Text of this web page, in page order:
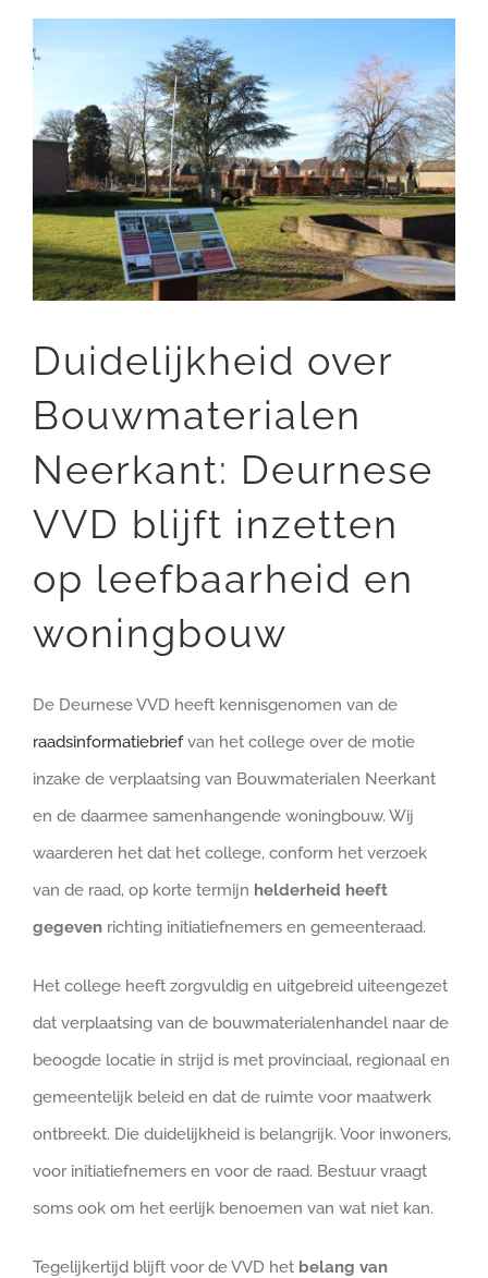
grotere
afbeelding
Duidelijkheid over
Bouwmaterialen
Neerkant: Deurnese
VVD blijft inzetten
op leefbaarheid en
woningbouw
De Deurnese VVD heeft kennisgenomen van de
raadsinformatiebriefvan het college over de motie
inzake de verplaatsing van Bouwmaterialen Neerkant
en de daarmee samenhangende woningbouw. Wij
waarderen het dat het college, conform het verzoek
van de raad, op korte termijn helderheid heeft
gegeven richting initiatiefnemers en gemeenteraad.
Het college heeft zorgvuldig en uitgebreid uiteengezet
dat verplaatsing van de bouwmaterialenhandel naar de
beoogde locatie in strijd is met provinciaal, regionaal en
gemeentelijk beleid en dat de ruimte voor maatwerk
ontbreekt. Die duidelijkheid is belangrijk. Voor inwoners,
voor initiatiefnemers en voor de raad. Bestuur vraagt
soms ook om het eerlijk benoemen van wat niet kan.
Tegelijkertijd blijft voor de VVD het belang van